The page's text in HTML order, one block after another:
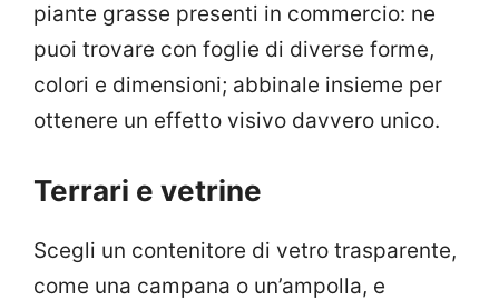
piante grasse presenti in commercio: ne
puoi trovare con foglie di diverse forme,
colori e dimensioni; abbinale insieme per
ottenere un effetto visivo davvero unico.
Terrari e vetrine
Scegli un contenitore di vetro trasparente,
come una campana o un’ampolla, e